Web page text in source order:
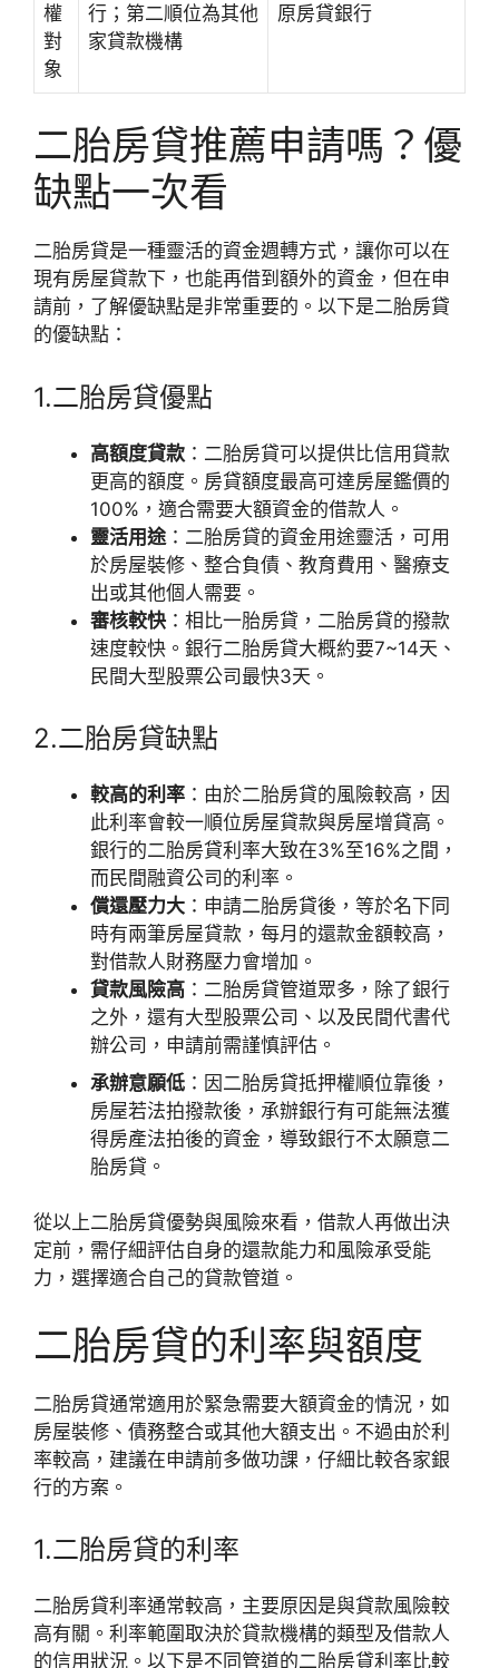
權
對
象
行；第二順位為其他
家貸款機構
原房貸銀行
二胎房貸推薦申請嗎？優
缺點一次看
二胎房貸是一種靈活的資金週轉方式，讓你可以在
現有房屋貸款下，也能再借到額外的資金，但在申
請前，了解優缺點是非常重要的。以下是二胎房貸
的優缺點：
1.二胎房貸優點
高額度貸款 ：二胎房貸可以提供比信用貸款
更高的額度。房貸額度最高可達房屋鑑價的
100%，適合需要大額資金的借款人。
靈活用途 ：二胎房貸的資金用途靈活，可用
於房屋裝修、整合負債、教育費用、醫療支
出或其他個人需要。
審核較快 ：相比一胎房貸，二胎房貸的撥款
速度較快。銀行二胎房貸大概約要7~14天、
民間大型股票公司最快3天。
2.二胎房貸缺點
較高的利率 ：由於二胎房貸的風險較高，因
此利率會較一順位房屋貸款與房屋增貸高。
銀行的二胎房貸利率大致在3%至16%之間，
而民間融資公司的利率。
償還壓力大 ：申請二胎房貸後，等於名下同
時有兩筆房屋貸款，每月的還款金額較高，
對借款人財務壓力會增加。
貸款風險高 ：二胎房貸管道眾多，除了銀行
之外，還有大型股票公司、以及民間代書代
辦公司，申請前需謹慎評估。
承辦意願低 ：因二胎房貸抵押權順位靠後，
房屋若法拍撥款後，承辦銀行有可能無法獲
得房產法拍後的資金，導致銀行不太願意二
胎房貸。
從以上二胎房貸優勢與風險來看，借款人再做出決
定前，需仔細評估自身的還款能力和風險承受能
力，選擇適合自己的貸款管道。
二胎房貸的利率與額度
二胎房貸通常適用於緊急需要大額資金的情況，如
房屋裝修、債務整合或其他大額支出。不過由於利
率較高，建議在申請前多做功課，仔細比較各家銀
行的方案。
1.二胎房貸的利率
二胎房貸利率通常較高，主要原因是與貸款風險較
高有關。利率範圍取決於貸款機構的類型及借款人
的信用狀況。以下是不同管道的二胎房貸利率比較